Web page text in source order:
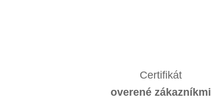
Certifikát
overené zákazníkmi